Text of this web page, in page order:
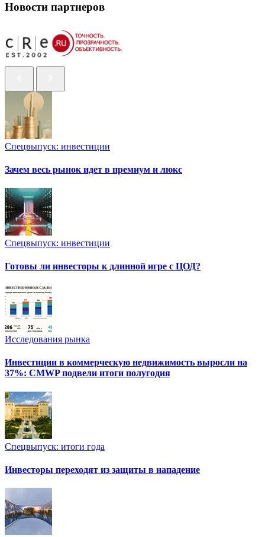
Новости партнеров
Спецвыпуск: инвестиции
Зачем весь рынок идет в премиум и люкс
Спецвыпуск: инвестиции
Готовы ли инвесторы к длинной игре с ЦОД?
Исследования рынка
Инвестиции в коммерческую недвижимость выросли на
37%: CMWP подвели итоги полугодия
Спецвыпуск: итоги года
Инвесторы переходят из защиты в нападение